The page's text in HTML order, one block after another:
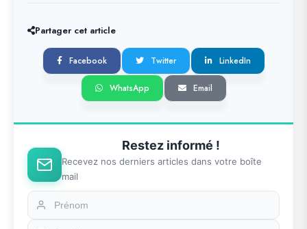
Partager cet article
Facebook Twitter LinkedIn
WhatsApp Email
Restez informé !
Recevez nos derniers articles dans votre boîte
mail